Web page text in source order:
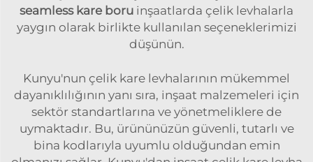
seamless kare boru inşaatlarda çelik levhalarla
yaygın olarak birlikte kullanılan seçeneklerimizi
düşünün.
Kunyu'nun çelik kare levhalarının mükemmel
dayanıklılığının yanı sıra, inşaat malzemeleri için
sektör standartlarına ve yönetmeliklere de
uymaktadır. Bu, ürününüzün güvenli, tutarlı ve
bina kodlarıyla uyumlu olduğundan emin